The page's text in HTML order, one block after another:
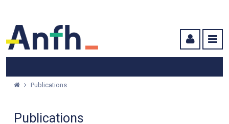
Publications
Publications